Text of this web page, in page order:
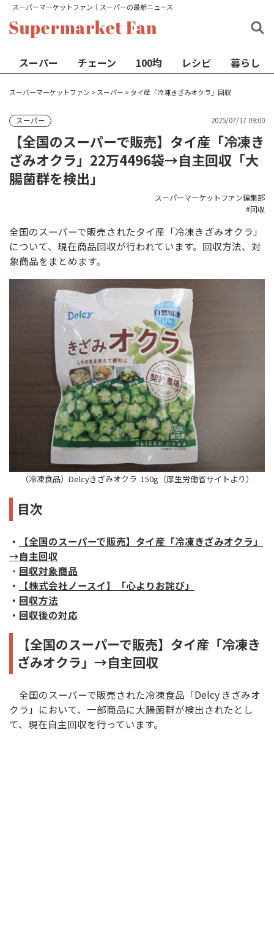
スーパーマーケットファン│スーパーの最新ニュース
スーパー チェーン 100均 レシピ 暮らし
スーパーマーケットファン > スーパー >タイ産「冷凍きざみオクラ」回収
スーパー 2025/07/17 09:00
【全国のスーパーで販売】タイ産「冷凍き
ざみオクラ」22万4496袋→自主回収「大
腸菌群を検出」
スーパーマーケットファン編集部
回収
全国のスーパーで販売されたタイ産「冷凍きざみオクラ」
について、現在商品回収が行われています。回収方法、対
象商品をまとめます。
（冷凍食品）Delcyきざみオクラ 150g（厚生労働省サイトより）
目次
・
【全国のスーパーで販売】タイ産「冷凍きざみオクラ」
→自主回収
・ 回収対象商品
・
【株式会社ノースイ】「心よりお詫び」
・ 回収方法
・ 回収後の対応
【全国のスーパーで販売】タイ産「冷凍き
ざみオクラ」→自主回収
全国のスーパーで販売された冷凍食品「Delcy きざみオ
クラ」において、一部商品に大腸菌群が検出されたとし
て、現在自主回収を行っています。